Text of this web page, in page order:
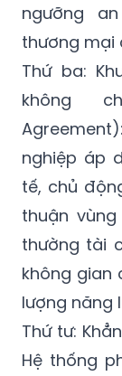
ngưỡng
thương mại
Thứ ba:
không
nghiệp áp
tế, chủ
thuận
thường tài
không gian
lượng năng
Thứ tư:
Hệ thống